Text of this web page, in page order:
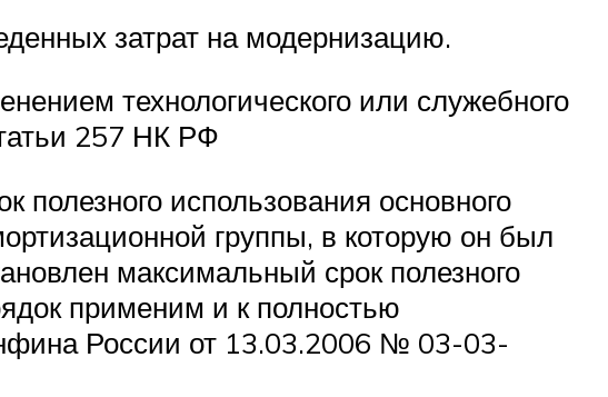
затрат на модернизацию.
технологического или служебного
257 НК РФ
использования основного
группы, в которую он был
максимальный срок полезного
применим и к полностью
России от 13.03.2006 № 03-03-